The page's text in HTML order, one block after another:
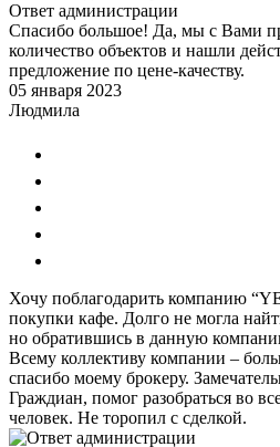
Ответ администрации
Спасибо большое! Да, мы с Вами
количество объектов и нашли
предложение по цене-качеству.
05 января 2023
Людмила
Хочу поблагодарить компанию
покупки кафе. Долго не могла
но обратившись в данную
Всему коллективу компании –
спасибо моему брокеру.
Граждиан, помог разобраться во
человек. Не торопил с сделкой.